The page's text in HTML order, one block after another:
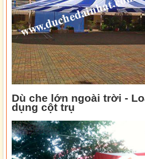
Dù che lớn ngoài trời -
dụng cột trụ